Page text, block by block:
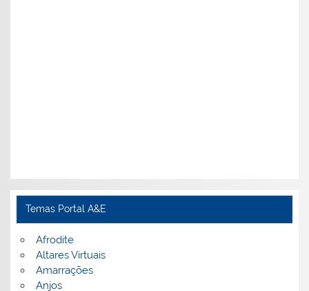
Temas Portal A&E
Afrodite
Altares Virtuais
Amarrações
Anjos